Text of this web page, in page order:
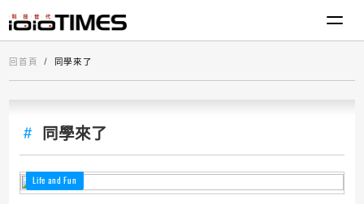
回首頁 同學來了
同學來了
Life and Fun